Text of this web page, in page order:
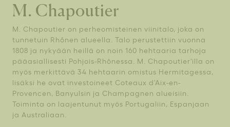
M. Chapoutier
M. Chapoutier on perheomisteinen viinitalo, joka on
tunnetuin Rhônen alueella. Talo perustettiin vuonna
1808 ja nykyään heillä on noin 160 hehtaaria tarhoja
pääasiallisesti Pohjois-Rhônessa. M. Chapoutier'illa on
myös merkittävä 34 hehtaarin omistus Hermitagessa,
lisäksi he ovat investoineet Coteaux d'Aix-en-
Provencen, Banyulsin ja Champagnen alueisiin.
Toiminta on laajentunut myös Portugaliin, Espanjaan
ja Australiaan.